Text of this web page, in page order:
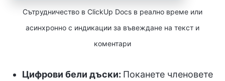
Сътрудничество в ClickUp Docs в реално време или
асинхронно с индикации за въвеждане на текст и
коментари
Цифрови бели дъски: Поканете членовете